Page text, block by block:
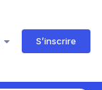
S’inscrire